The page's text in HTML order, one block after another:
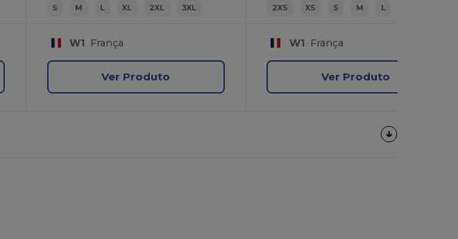
S M L XL 2XL 3XL
W1 França
Ver Produto
2XS XS S M L
W1 França
Ver Produto